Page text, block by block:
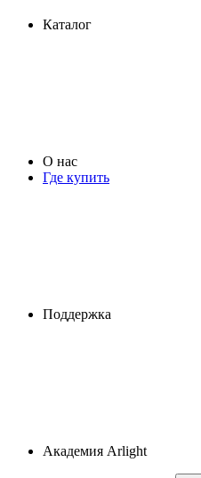
Каталог
О нас
Где купить
Поддержка
Академия Arlight